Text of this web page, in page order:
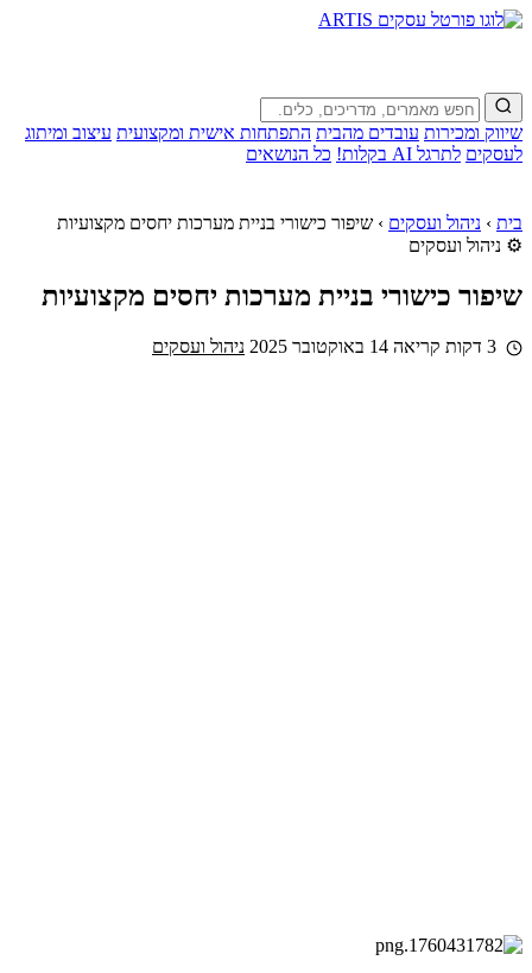
שיווק ומכירות עובדים מהבית התפתחות אישית ומקצועית עיצוב ומיתוג
לעסקים לתרגל AI בקלות! כל הנושאים
בית › ניהול ועסקים › שיפור כישורי בניית מערכות יחסים מקצועיות
⚙️ ניהול ועסקים
שיפור כישורי בניית מערכות יחסים מקצועיות
14 באוקטובר 2025 ניהול ועסקים